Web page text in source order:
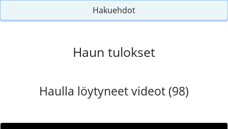
Hakuehdot
Haun tulokset
Haulla löytyneet videot (98)